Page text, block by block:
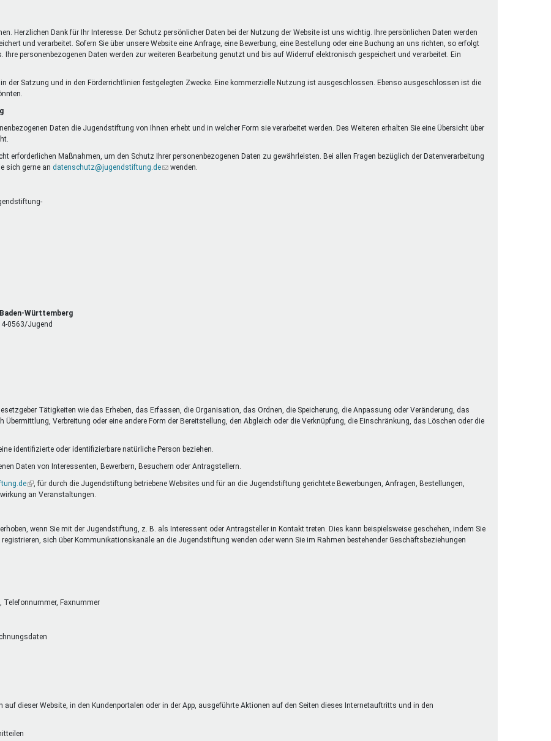
Umweltmentoren
Mitmachen Ehrensache
Jugendstiftung BW
SMV im Kultusportal
Qualipass
Jugendarbeitsnetz
Jugendgemeinderäte
Herzlichen Dank für Ihr Interesse. Der Schutz persönlicher Daten bei der Nutzung der Website ist uns wichtig. Ihre persönlichen Daten werden
und verarbeitet. Sofern Sie über unsere Website eine Anfrage, eine Bewerbung, eine Bestellung oder eine Buchung an uns richten, so erfolgt
personenbezogenen Daten werden zur weiteren Bearbeitung genutzt und bis auf Widerruf elektronisch gespeichert und verarbeitet. Ein
der Satzung und in den Förderrichtlinien festgelegten Zwecke. Eine kommerzielle Nutzung ist ausgeschlossen. Ebenso ausgeschlossen ist die
Daten die Jugendstiftung von Ihnen erhebt und in welcher Form sie verarbeitet werden. Des Weiteren erhalten Sie eine Übersicht über
erforderlichen Maßnahmen, um den Schutz Ihrer personenbezogenen Daten zu gewährleisten. Bei allen Fragen bezüglich der Datenverarbeitung
sich gerne an datenschutz@jugendstiftung.de(Linkwenden.
Württemberg
0563/Jugend
Tätigkeiten wie das Erheben, das Erfassen, die Organisation, das Ordnen, die Speicherung, die Anpassung oder Veränderung, das
Verbreitung oder eine andere Form der Bereitstellung, den Abgleich oder die Verknüpfung, die Einschränkung, das Löschen oder die
identifizierte oder identifizierbare natürliche Person beziehen.
Daten von Interessenten, Bewerbern, Besuchern oder Antragstellern.
(Link
ist
, für durch die Jugendstiftung betriebene Websites und für an die Jugendstiftung gerichtete Bewerbungen, Anfragen, Bestellungen,
an Veranstaltungen.
wenn Sie mit der Jugendstiftung, z. B. als Interessent oder Antragsteller in Kontakt treten. Dies kann beispielsweise geschehen, indem Sie
sich über Kommunikationskanäle an die Jugendstiftung wenden oder wenn Sie im Rahmen bestehender Geschäftsbeziehungen
Telefonnummer, Faxnummer
auf dieser Website, in den Kundenportalen oder in der App, ausgeführte Aktionen auf den Seiten dieses Internetauftritts und in den